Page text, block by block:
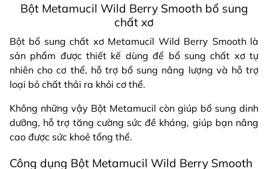
Bột Metamucil Wild Berry Smooth bổ sung
chất xơ
Bột bổ sung chất xơ Metamucil Wild Berry Smooth là
sản phẩm được thiết kế dùng để bổ sung chất xơ tự
nhiên cho cơ thể, hỗ trợ bổ sung nâng lượng và hỗ trợ
loại bỏ chất thải ra khỏi cơ thể.
Không những vậy Bột Metamucil còn giúp bổ sung dinh
dưỡng, hỗ trợ tăng cường sức đề kháng, giúp bạn nâng
cao được sức khoẻ tổng thể.
Công dụng Bột Metamucil Wild Berry Smooth